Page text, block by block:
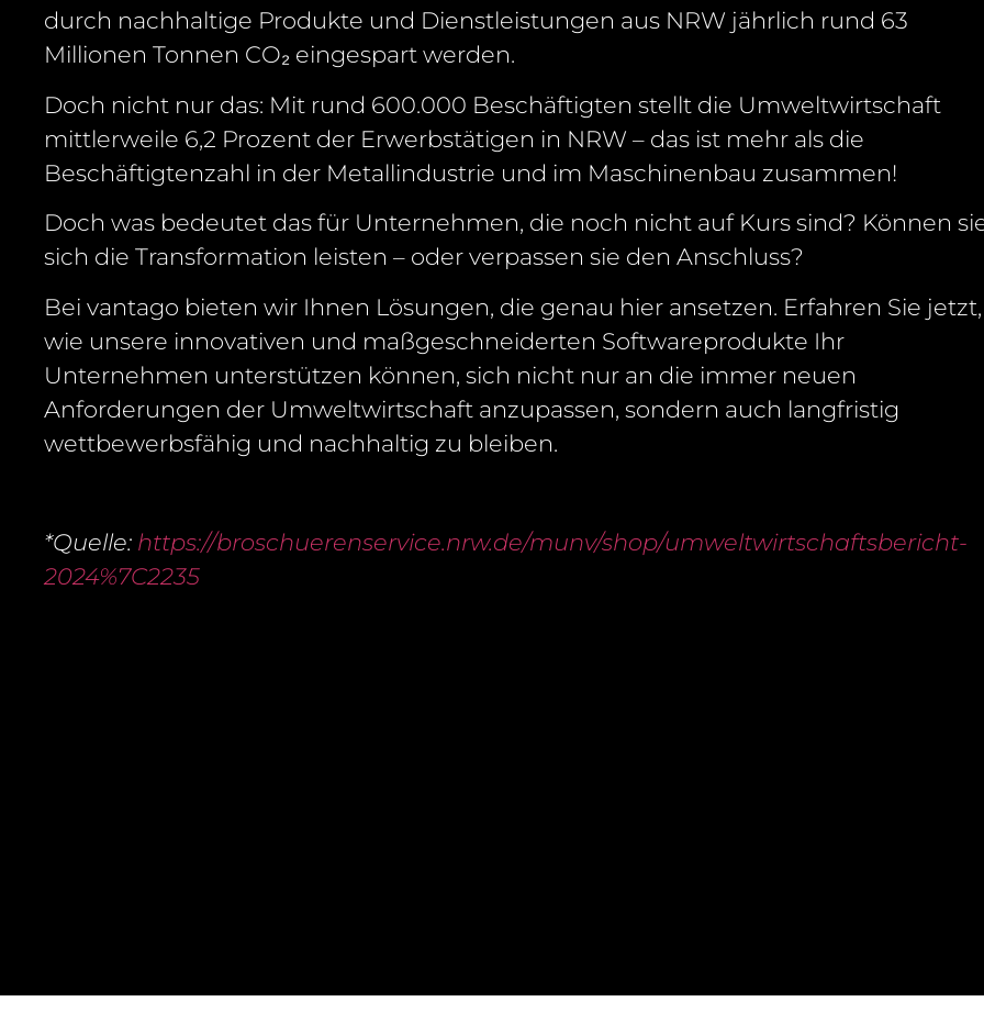
durch nachhaltige Produkte und Dienstleistungen aus NRW jährlich rund 63
Millionen Tonnen CO₂ eingespart werden.
Doch nicht nur das: Mit rund 600.000 Beschäftigten stellt die Umweltwirtschaft
mittlerweile 6,2 Prozent der Erwerbstätigen in NRW – das ist mehr als die
Beschäftigtenzahl in der Metallindustrie und im Maschinenbau zusammen!
Doch was bedeutet das für Unternehmen, die noch nicht auf Kurs sind? Können
sich die Transformation leisten – oder verpassen sie den Anschluss?
Bei vantago bieten wir Ihnen Lösungen, die genau hier ansetzen. Erfahren Sie jetzt,
wie unsere innovativen und maßgeschneiderten Softwareprodukte Ihr
Unternehmen unterstützen können, sich nicht nur an die immer neuen
Anforderungen der Umweltwirtschaft anzupassen, sondern auch langfristig
wettbewerbsfähig und nachhaltig zu bleiben.
*Quelle: https://broschuerenservice.nrw.de/munv/shop/umweltwirtschaftsbericht-
2024%7C2235